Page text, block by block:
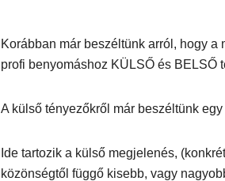
Korábban már beszéltünk arról, hogy a
profi benyomáshoz KÜLSŐ és BELSŐ
A külső tényezőkről már beszéltünk
Ide tartozik a külső megjelenés,
közönségtől függő kisebb, vagy